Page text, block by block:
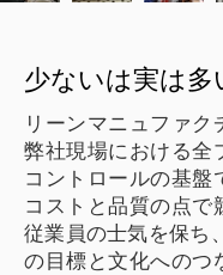
少ないは実は多
リーンマニュファク
弊社現場における全
コントロールの基盤
コストと品質の点で
従業員の士気を保ち
の目標と文化へのつ